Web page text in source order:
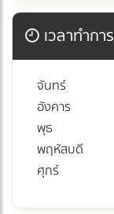
เวลาทำการ
จันทร์
อังคาร
พุธ
พฤหัสบดี
ศุกร์